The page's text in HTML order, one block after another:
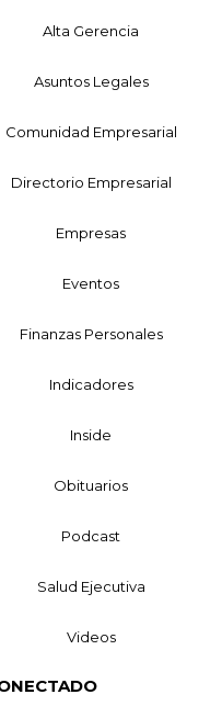
Alta Gerencia
Asuntos Legales
Comunidad Empresarial
Directorio Empresarial
Empresas
Eventos
Finanzas Personales
Indicadores
Inside
Obituarios
Podcast
Salud Ejecutiva
Videos